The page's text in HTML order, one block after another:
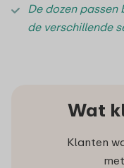
De dozen
de verschillende
Wat
Klanten